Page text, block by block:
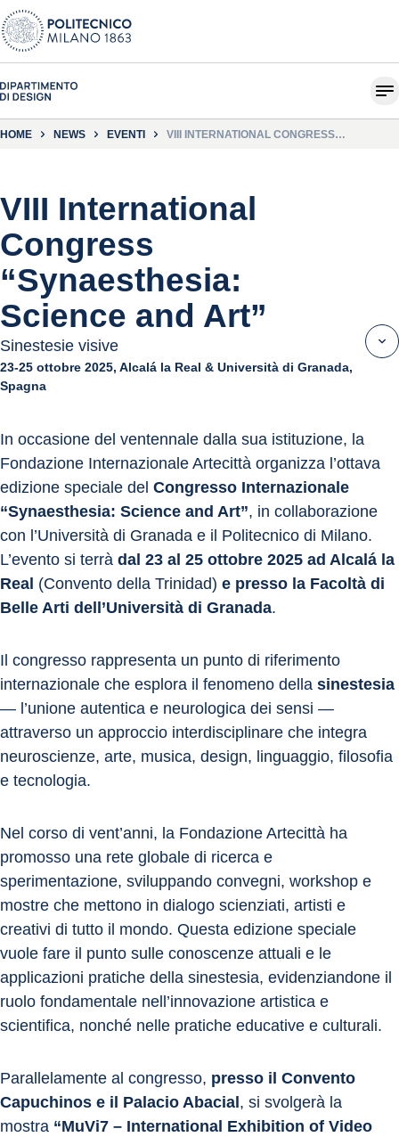
HOME NEWS EVENTI
VIII INTERNATIONAL CONGRESS
VIII International
Congress
“Synaesthesia:
Science and Art”
Sinestesie visive
23-25 ottobre 2025, Alcalá la Real & Università di Granada,
Spagna
In occasione del ventennale dalla sua istituzione, la
Fondazione Internazionale Artecittà organizza l’ottava
edizione speciale del Congresso Internazionale
“Synaesthesia: Science and Art”, in collaborazione
con l’Università di Granada e il Politecnico di Milano.
L’evento si terrà dal 23 al 25 ottobre 2025 ad Alcalá la
Real (Convento della Trinidad) e presso la Facoltà di
Belle Arti dell’Università di Granada.
Il congresso rappresenta un punto di riferimento
internazionale che esplora il fenomeno della sinestesia
— l’unione autentica e neurologica dei sensi —
attraverso un approccio interdisciplinare che integra
neuroscienze, arte, musica, design, linguaggio, filosofia
e tecnologia.
Nel corso di vent’anni, la Fondazione Artecittà ha
promosso una rete globale di ricerca e
sperimentazione, sviluppando convegni, workshop e
mostre che mettono in dialogo scienziati, artisti e
creativi di tutto il mondo. Questa edizione speciale
vuole fare il punto sulle conoscenze attuali e le
applicazioni pratiche della sinestesia, evidenziandone il
ruolo fondamentale nell’innovazione artistica e
scientifica, nonché nelle pratiche educative e culturali.
Parallelamente al congresso, presso il Convento
Capuchinos e il Palacio Abacial , si svolgerà la
mostra “MuVi7 – International Exhibition of Video